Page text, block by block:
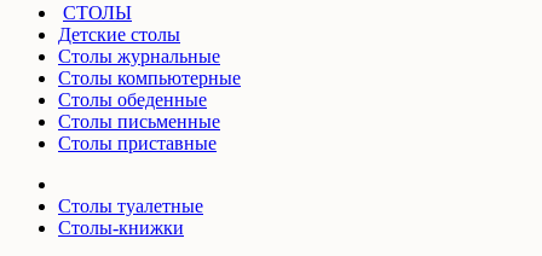
СТОЛЫ
Детские столы
Столы журнальные
Столы компьютерные
Столы обеденные
Столы письменные
Столы приставные
Столы туалетные
Столы-книжки